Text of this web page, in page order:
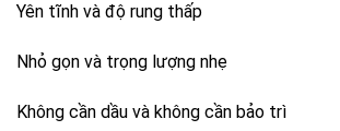
Yên tĩnh và độ rung thấp
Nhỏ gọn và trọng lượng nhẹ
Không cần dầu và không cần bảo trì